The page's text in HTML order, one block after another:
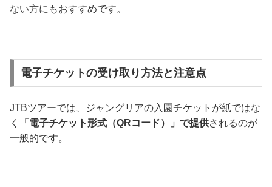
ない方にもおすすめです。
電子チケットの受け取り方法と注意点
JTBツアーでは、ジャングリアの入園チケットが紙ではな
く
「電子チケット形式（QRコード）」で提供されるのが
一般的です。